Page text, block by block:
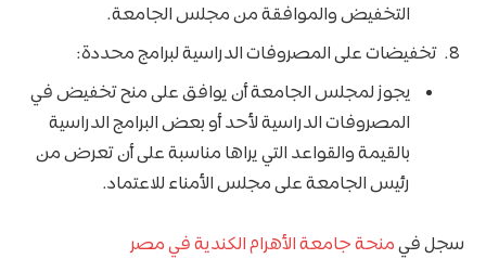
التخفيض والموافقة من مجلس الجامعة.
تخفيضات على المصروفات الدراسية لبرامج محددة:
يجوز لمجلس الجامعة أن يوافق على منح تخفيض في
المصروفات الدراسية لأحد أو بعض البرامج الدراسية
بالقيمة والقواعد التي يراها مناسبة على أن تعرض من
رئيس الجامعة على مجلس الأمناء للاعتماد.
سجل فيمنحة جامعة الأهرام الكندية في مصر